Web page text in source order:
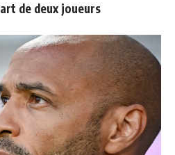
de deux joueurs